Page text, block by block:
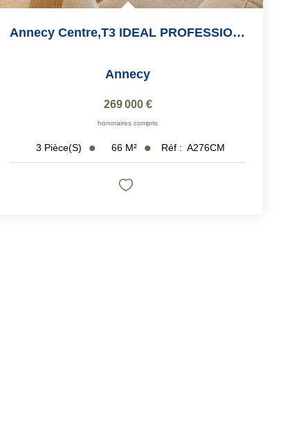
Annecy Centre,T3 IDEAL PROFESSION LIBERALE !! 66m2
Annecy
269 000 €
honoraires compris
3 Pièce(s) 66 M² Réf : A276CM